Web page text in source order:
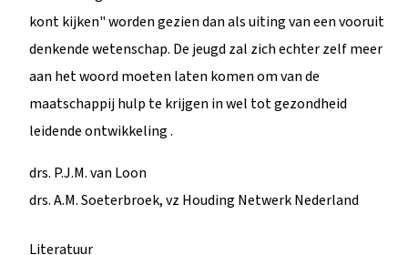
kont kijken" worden gezien dan als uiting van een vooruit
denkende wetenschap. De jeugd zal zich echter zelf meer
aan het woord moeten laten komen om van de
maatschappij hulp te krijgen in wel tot gezondheid
leidende ontwikkeling .
drs. P.J.M. van Loon
drs. A.M. Soeterbroek, vz Houding Netwerk Nederland
Literatuur